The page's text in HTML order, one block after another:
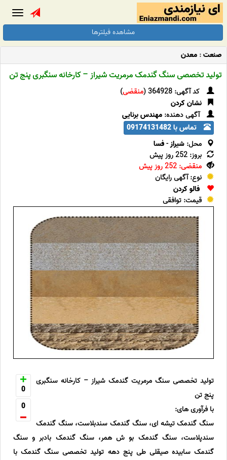
مشاهده فیلترها
صنعت: معدن
تولید تخصصی سنگ گندمک مرمریت شیراز – کارخانه سنگبری پنج تن
کد آگهی: 364928 ( منقضی)
نشان کردن
آگهی دهنده: مهندس برنایی
تماس با 09174131482
محل: شیراز-فسا
بروز: 252 روز پیش
منقضی: 252 روز پیش
نوع: آگهی رایگان
فالو کردن
قیمت: توافقی
0
0
تولید تخصصی سنگ مرمریت گندمک شیراز – کارخانه سنگبری
پنج تن
با فرآوری های:
سنگ گندمک تیشه ای، سنگ گندمک سندبلاست، سنگ گندمک
سندپلاست، سنگ گندمک بو ش همر، سنگ گندمک بادبر و سنگ
گندمک سابیده صیقلی طی پنج دهه تولید تخصصی سنگ گندمک با